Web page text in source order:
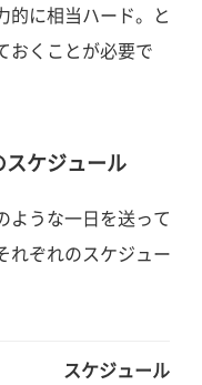
的に相当ハード。と
おくことが必要で
スケジュール
ような一日を送って
れぞれのスケジュー
スケジュール